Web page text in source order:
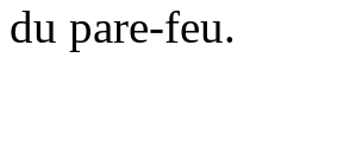
du pare-feu.